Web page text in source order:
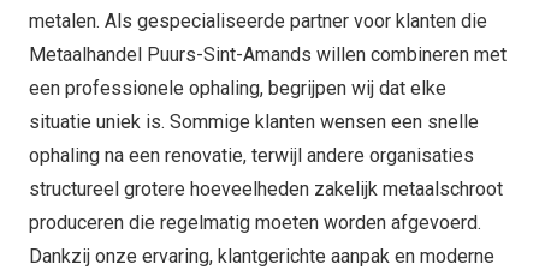
metalen. Als gespecialiseerde partner voor klanten die
Metaalhandel Puurs-Sint-Amands willen combineren met
een professionele ophaling, begrijpen wij dat elke
situatie uniek is. Sommige klanten wensen een snelle
ophaling na een renovatie, terwijl andere organisaties
structureel grotere hoeveelheden zakelijk metaalschroot
produceren die regelmatig moeten worden afgevoerd.
Dankzij onze ervaring, klantgerichte aanpak en moderne